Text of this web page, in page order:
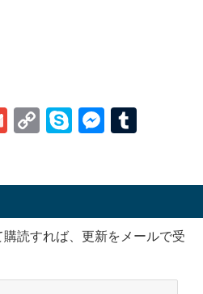
GmailCopySkype
読すれば、更新をメールで受